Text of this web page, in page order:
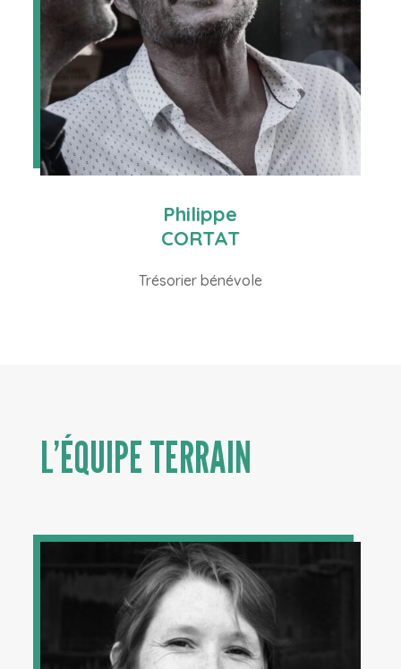
Philippe
CORTAT
Trésorier bénévole
L’ÉQUIPE TERRAIN